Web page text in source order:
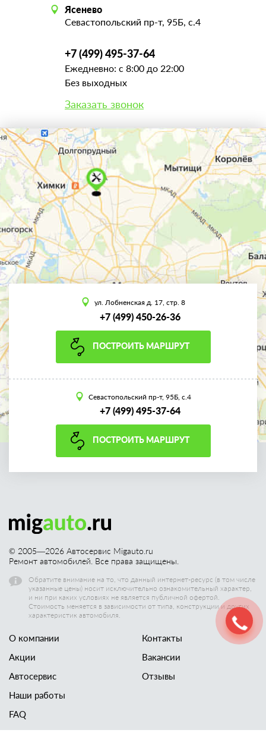
Ясенево
Севастопольский пр-т, 95Б, с.4
+7 (499) 495-37-64
Ежедневно: с 8:00 до 22:00
Без выходных
Заказать звонок
ул. Лобненская д. 17, стр. 8
+7 (499) 450-26-36
ПОСТРОИТЬ МАРШРУТ
Севастопольский пр-т, 95Б, с.4
+7 (499) 495-37-64
ПОСТРОИТЬ МАРШРУТ
© 2005—2026 Автосервис Migauto.ru
Ремонт автомобилей. Все права защищены.
Обратите внимание на то, что данный интернет-ресурс (в том числе
указанные цены) носит исключительно ознакомительный характер,
и ни при каких условиях не является публичной офертой.
Стоимость меняется в зависимости от типа, конструкции и других
характеристик автомобиля.
О компании
Акции
Автосервис
Наши работы
Контакты
Вакансии
Отзывы
FAQ
Новости